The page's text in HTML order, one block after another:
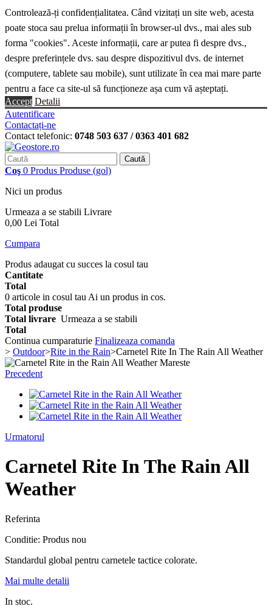
Controlează-ți confidențialitatea. Când vizitați un site web, acesta
poate stoca sau prelua informații în browser-ul dvs., mai ales sub
forma "cookies". Aceste informații, care ar putea fi despre dvs.,
despre preferințele dvs. sau despre dispozitivul dvs. de internet
(computere, tablete sau mobile), sunt utilizate în cea mai mare parte
pentru a face ca site-ul să funcționeze așa cum vă așteptați.
Accept Detalii
Autentificare
Contactați-ne
Contact telefonic: 0748 503 637 / 0363 401 682
Caută
Coş 0 Produs Produse (gol)
Nici un produs
Urmeaza a se stabili Livrare
0,00 Lei Total
Cumpara
Produs adaugat cu succes la cosul tau
Cantitate
Total
0 articole in cosul tau Ai un produs in cos.
Total produse
Total livrare Urmeaza a se stabili
Total
Continua cumparaturie Finalizeaza comanda
> Outdoor>Rite in the Rain>Carnetel Rite In The Rain All Weather
Mareste
Precedent
Urmatorul
Carnetel Rite In The Rain All
Weather
Referinta
Conditie: Produs nou
Standardul global pentru carnetele tactice colorate.
Mai multe detalii
In stoc.